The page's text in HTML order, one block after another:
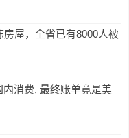
房屋，全省已有8000人被
消费, 最终账单竟是美